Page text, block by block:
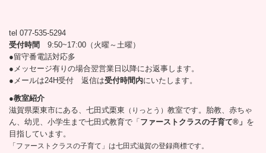
tel 077-535-5294
受付時間 9:50~17:00（火曜～土曜）
●留守番電話対応多
●メッセージ有りの場合翌営業日以降にお返事します。
●メールは24H受付 返信は受付時間内にいたします。
●教室紹介
滋賀県栗東市にある、七田式栗東 （りっとう） 教室です。胎教、赤ちゃ
ん、幼児、小学生まで七田式教育で「ファーストクラスの子育て®」 を
目指しています。
「ファーストクラスの子育て」は七田式滋賀の登録商標です。